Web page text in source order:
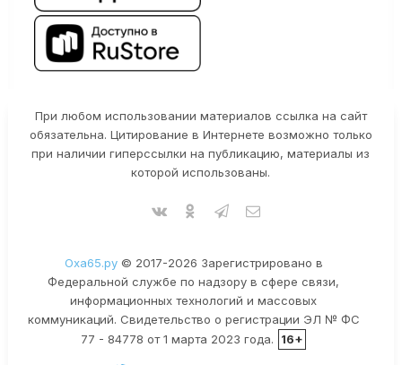
При любом использовании материалов ссылка на сайт
обязательна. Цитирование в Интернете возможно только
при наличии гиперссылки на публикацию, материалы из
которой использованы.
Оха65.ру© 2017-2026 Зарегистрировано в
Федеральной службе по надзору в сфере связи,
информационных технологий и массовых
коммуникаций. Свидетельство о регистрации ЭЛ № ФС
77 - 84778 от 1 марта 2023 года.
16+